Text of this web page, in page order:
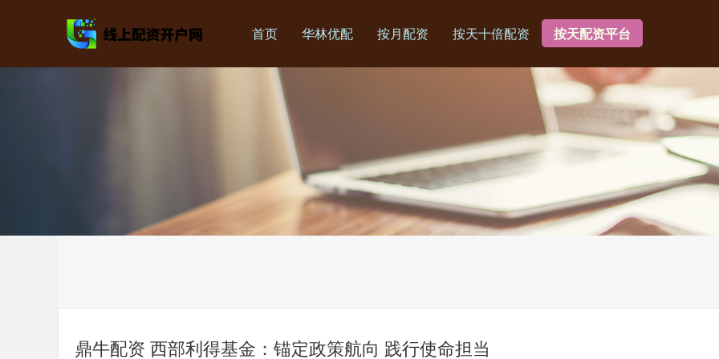
首页 华林优配 按月配资 按天十倍配资 按天配资平台
鼎牛配资 西部利得基金：锚定政策航向 践行使命担当